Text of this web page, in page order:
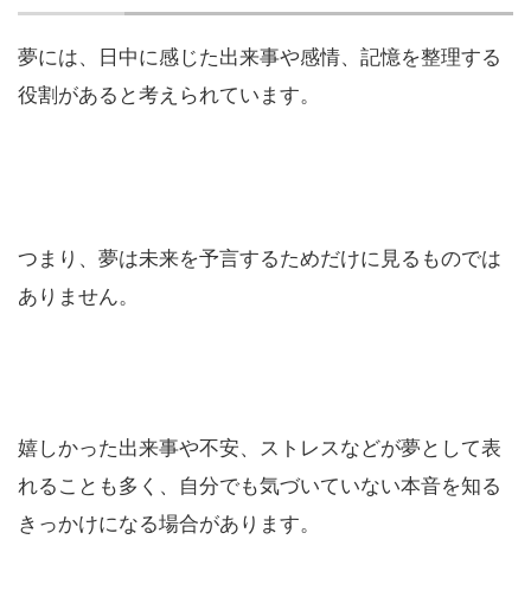
夢には、日中に感じた出来事や感情、記憶を整理する
役割があると考えられています。
つまり、夢は未来を予言するためだけに見るものでは
ありません。
嬉しかった出来事や不安、ストレスなどが夢として表
れることも多く、自分でも気づいていない本音を知る
きっかけになる場合があります。